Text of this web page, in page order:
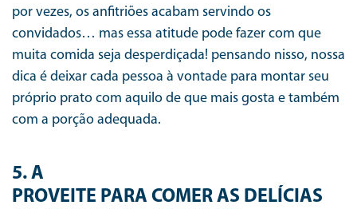
por vezes, os anfitriões acabam servindo os
convidados… mas essa atitude pode fazer com que
muita comida seja desperdiçada! pensando nisso, nossa
dica é deixar cada pessoa à vontade para montar seu
próprio prato com aquilo de que mais gosta e também
com a porção adequada.
5. A
PROVEITE PARA COMER AS DELÍCIAS